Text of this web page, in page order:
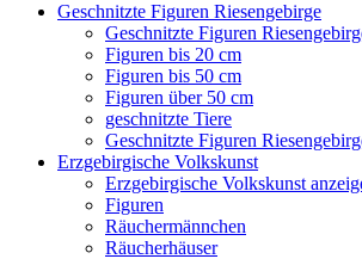
Geschnitzte Figuren Riesengebirge
Geschnitzte Figuren
Figuren bis 20 cm
Figuren bis 50 cm
Figuren über 50 cm
geschnitzte Tiere
Geschnitzte Figuren
Erzgebirgische Volkskunst
Erzgebirgische Volkskunst
Figuren
Räuchermännchen
Räucherhäuser